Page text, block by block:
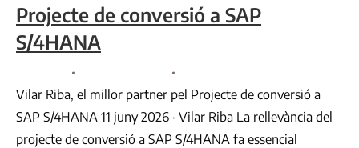
Projecte de conversió a SAP
S/4HANA
Vilar Riba, el millor partner pel Projecte de conversió a
SAP S/4HANA 11 juny 2026 · Vilar Riba La rellevància del
projecte de conversió a SAP S/4HANA fa essencial